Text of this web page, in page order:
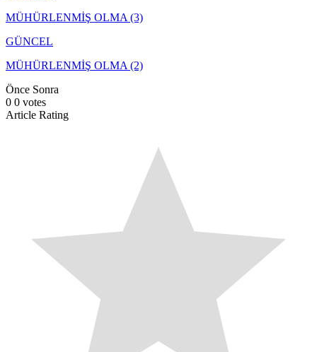
MÜHÜRLENMİŞ OLMA (3)
GÜNCEL
MÜHÜRLENMİŞ OLMA (2)
Önce Sonra
0 0 votes
Article Rating